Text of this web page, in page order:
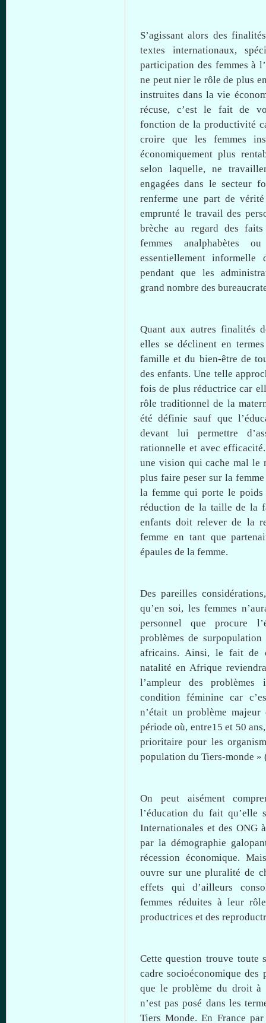
S’agissant alors des
textes internationaux,
participation des femmesà
ne peutnier le rôle de plus
instruitesdans la vie
récuse, c’estle fait de
fonction de laproductivité
croireque les femmes
économiquement plus
selon laquelle, ne
engagées dans le secteur
renfermeune part de
emprunté le travail des
brèche au regard desfaits
femmes analphabètes ou
essentiellement
pendantque les
grand nombre des
Quant aux autres finalités
elles se déclinent en
famille et du bien-être de
desenfants.Une telle
fois de plus réductrice car
rôle traditionnel de la
été définie sauf que
devant luipermettre
rationnelle et avec
une vision qui cache mal le
plus faire peser surla
la femme qui porte le
réduction de la taille de la
enfants doit relever de la
femme en tant que
épaules de la femme.
Des pareilles
qu’en soi, les femmes
personnelque procure
problèmes de
africains. Ainsi, le fait de
natalité enAfrique
l’ampleur des problèmes
conditionféminine car
n’était un problème
périodeoù, entre15 et 50
prioritaire pour les
population du Tiers-monde »
On peut aisément
l’éducation du fait qu’elle
Internationales et des ONG à
par la démographie
récessionéconomique.
ouvre sur une pluralité de
effets qui d’ailleurs
femmes réduitesà leur
productrices et des
Cette question trouve toute
cadresocioéconomique des
que le problème du droit à
n’est pas posé dans les
TiersMonde. En France